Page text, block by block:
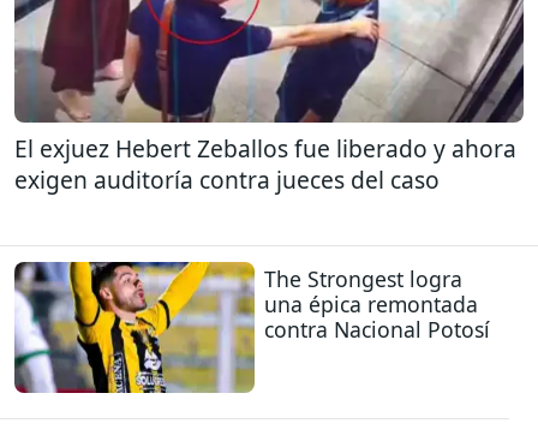
El exjuez Hebert Zeballos fue liberado y ahora
exigen auditoría contra jueces del caso
The Strongest logra
una épica remontada
contra Nacional Potosí